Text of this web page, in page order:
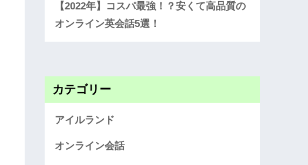
【2022年】コスパ最強！？安くて高品質の
オンライン英会話5選！
カテゴリー
アイルランド
オンライン会話